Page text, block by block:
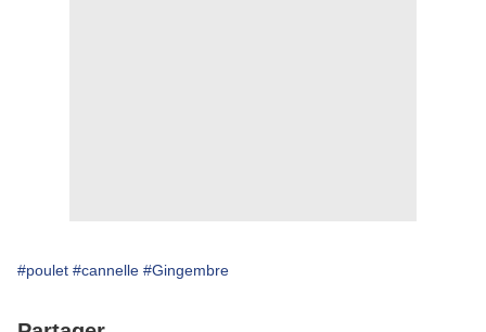
#poulet #cannelle #Gingembre